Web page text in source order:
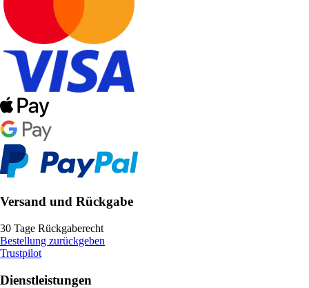
Versand und Rückgabe
30 Tage Rückgaberecht
Bestellung zurückgeben
Trustpilot
Dienstleistungen